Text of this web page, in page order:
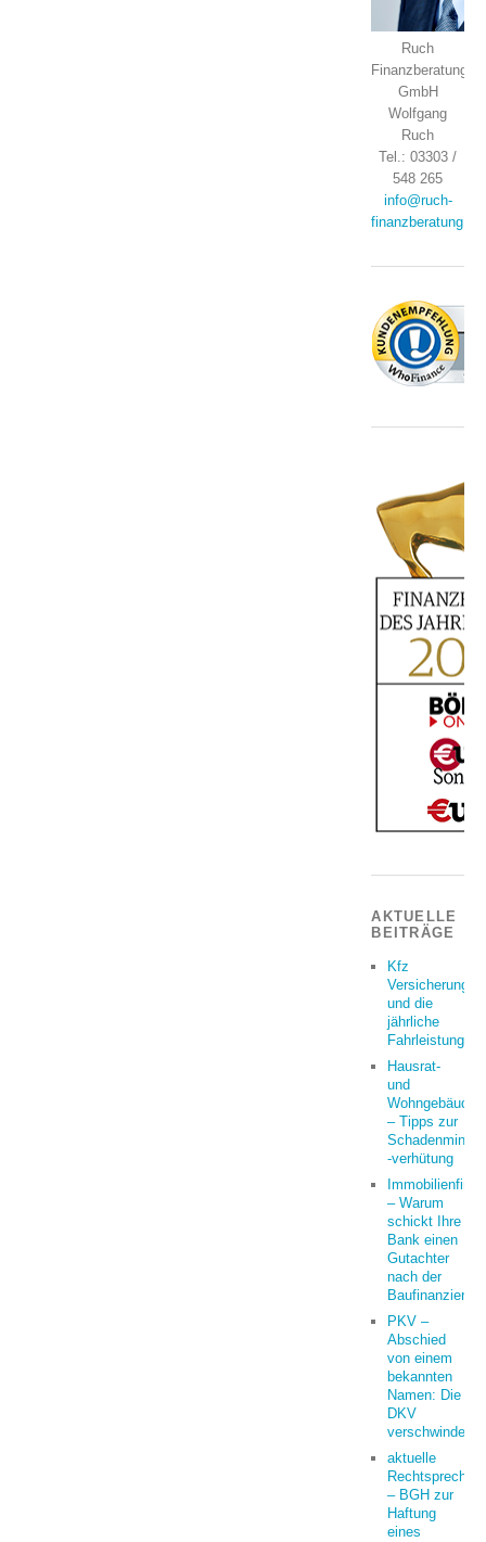
Ruch
Finanzberatung
GmbH
Wolfgang
Ruch
Tel.: 03303 /
548 265
info@ruch-
finanzberatung.de
AKTUELLE
BEITRÄGE
Kfz
Versicherung
und die
jährliche
Fahrleistung
Hausrat-
und
– Tipps zur
-verhütung
– Warum
schickt Ihre
Bank einen
Gutachter
nach der
PKV –
Abschied
von einem
bekannten
Namen: Die
DKV
verschwindet
aktuelle
– BGH zur
Haftung
eines